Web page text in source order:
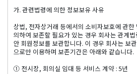
가. 관련법령에 의한 정보보유 사유
상법, 전자상거래 등에서의 소비자보호에 관
의하여 보존할 필요가 있는 경우 회사는 관계
안 회원정보를 보관합니다. 이 경우 회사는 보
으로만 이용하며 보존기간은 아래와 같습니다.
① 전시장, 회의실 임대 등 서비스 계약 : 5년